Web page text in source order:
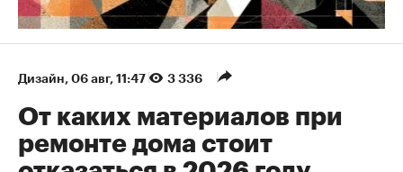
Дизайн⁠, 06 авг, 11:47 3 336
От каких материалов при
ремонте дома стоит